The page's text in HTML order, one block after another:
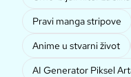
Pravi manga stripove
Anime u stvarni život
AI Generator Piksel